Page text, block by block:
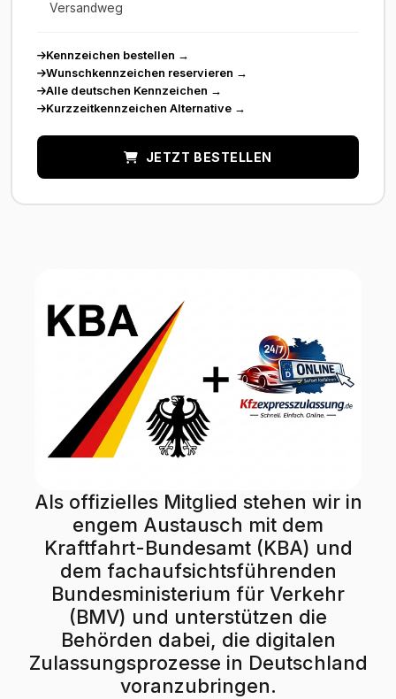
Versandweg
Kennzeichen bestellen →
Wunschkennzeichen reservieren →
Alle deutschen Kennzeichen →
Kurzzeitkennzeichen Alternative →
JETZT BESTELLEN
Als offizielles Mitglied stehen wir in
engem Austausch mit dem
Kraftfahrt-Bundesamt (KBA) und
dem fachaufsichtsführenden
Bundesministerium für Verkehr
(BMV) und unterstützen die
Behörden dabei, die digitalen
Zulassungsprozesse in Deutschland
voranzubringen.